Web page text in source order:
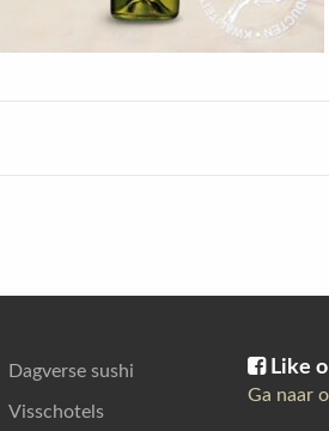
Dagverse sushi
Visschotels
Like
Ga naar